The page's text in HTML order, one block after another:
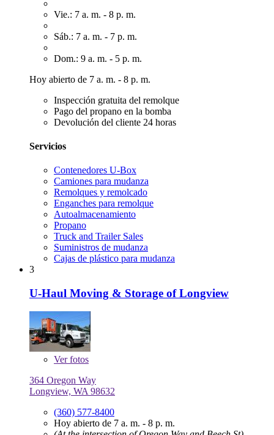
Vie.: 7 a. m. - 8 p. m.
Sáb.: 7 a. m. - 7 p. m.
Dom.: 9 a. m. - 5 p. m.
Hoy abierto de 7 a. m. - 8 p. m.
Inspección gratuita del remolque
Pago del propano en la bomba
Devolución del cliente 24 horas
Servicios
Contenedores U-Box
Camiones para mudanza
Remolques y remolcado
Enganches para remolque
Autoalmacenamiento
Propano
Truck and Trailer Sales
Suministros de mudanza
Cajas de plástico para mudanza
3
U-Haul Moving & Storage of Longview
Verfotos
364 Oregon Way
Longview, WA 98632
(360) 577-8400
Hoy abierto de 7 a. m. - 8 p. m.